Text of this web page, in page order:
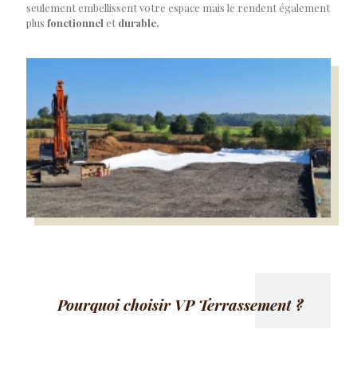
seulement embellissent votre espace mais le rendent également
plus fonctionnel etdurable.
Pourquoi choisir VP Terrassement ?